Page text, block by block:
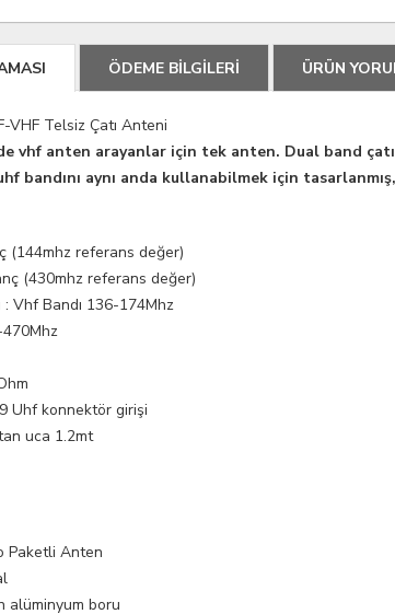
ÖDEME BİLGİLERİ ÜRÜN
VHF Telsiz Çatı Anteni
vhf anten arayanlar için tek anten. Dual band
bandını aynı anda kullanabilmek için
(144mhz referans değer)
(430mhz referans değer)
: Vhf Bandı 136-174Mhz
Uhf konnektör girişi
uca 1.2mt
Paketli Anten
alüminyum boru